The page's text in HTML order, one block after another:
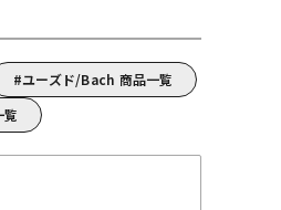
ユーズド/Bach 商品一覧
覧